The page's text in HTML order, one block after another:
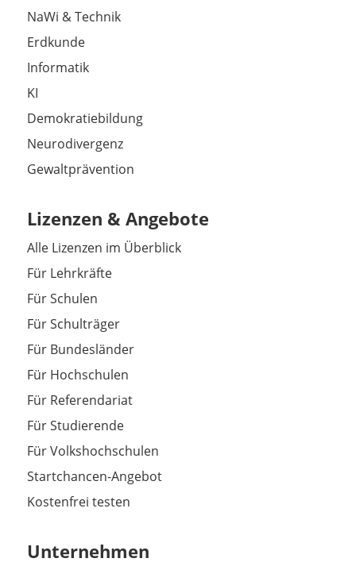
NaWi & Technik
Erdkunde
Informatik
KI
Demokratiebildung
Neurodivergenz
Gewaltprävention
Lizenzen & Angebote
Alle Lizenzen im Überblick
Für Lehrkräfte
Für Schulen
Für Schulträger
Für Bundesländer
Für Hochschulen
Für Referendariat
Für Studierende
Für Volkshochschulen
Startchancen-Angebot
Kostenfrei testen
Unternehmen